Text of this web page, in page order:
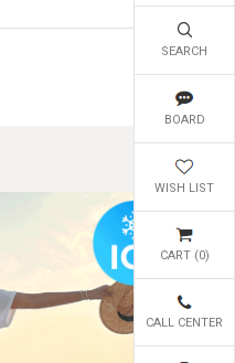
SEARCH
BOARD
WISH LIST
CART (0)
CALL CENTER